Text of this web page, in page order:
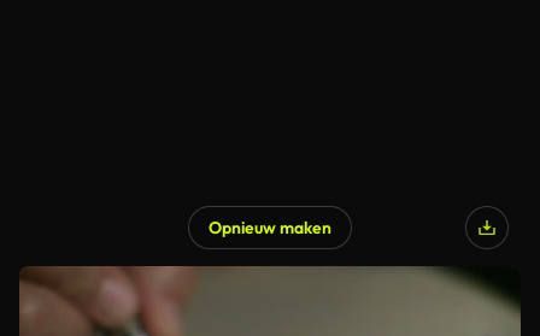
Opnieuw maken